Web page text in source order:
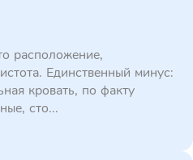
расположение,
Единственный минус:
кровать, по факту
сто...